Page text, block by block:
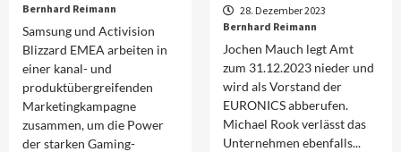
Bernhard Reimann
Samsung und Activision
Blizzard EMEA arbeiten in
einer kanal- und
produktübergreifenden
Marketingkampagne
zusammen, um die Power
der starken Gaming-
28. Dezember 2023
Bernhard Reimann
Jochen Mauch legt Amt
zum 31.12.2023 nieder und
wird als Vorstand der
EURONICS abberufen.
Michael Rook verlässt das
Unternehmen ebenfalls...